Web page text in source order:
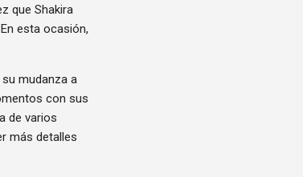
que Shakira
esta ocasión,
mudanza a
con sus
de varios
más detalles